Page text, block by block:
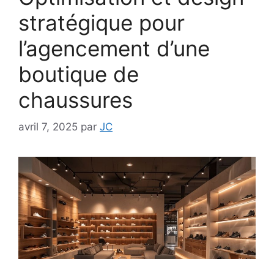
stratégique pour
l’agencement d’une
boutique de
chaussures
avril 7, 2025 par JC